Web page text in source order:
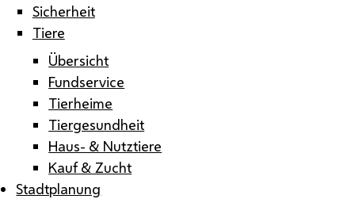
Sicherheit
Tiere
Übersicht
Fundservice
Tierheime
Tiergesundheit
Haus- & Nutztiere
Kauf & Zucht
Stadtplanung